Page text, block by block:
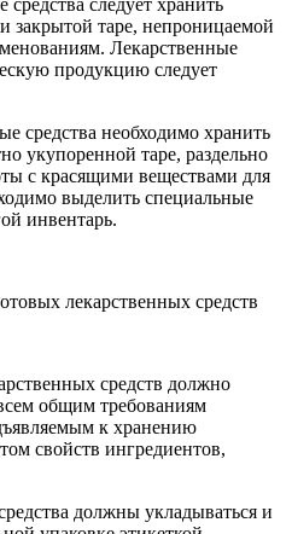
закрытой таре, непроницаемой
Лекарственные
продукцию следует
средства необходимо хранить
укупоренной таре, раздельно
с красящими веществами для
выделить специальные
инвентарь.
лекарственных средств
средств должно
общим требованиям
к хранению
свойств ингредиентов,
должны укладываться и